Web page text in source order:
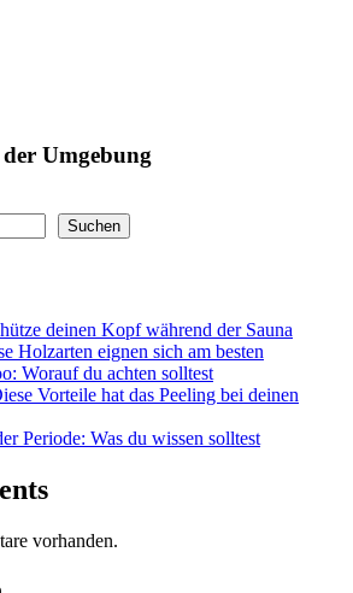
Umgebung
Suchen
deinen Kopf während der Sauna
Holzarten eignen sich am besten
Worauf du achten solltest
Vorteile hat das Peeling bei deinen
Periode: Was du wissen solltest
vorhanden.